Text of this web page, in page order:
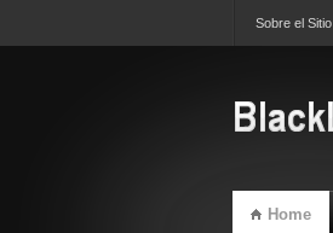
Sobre el Sitio
Home